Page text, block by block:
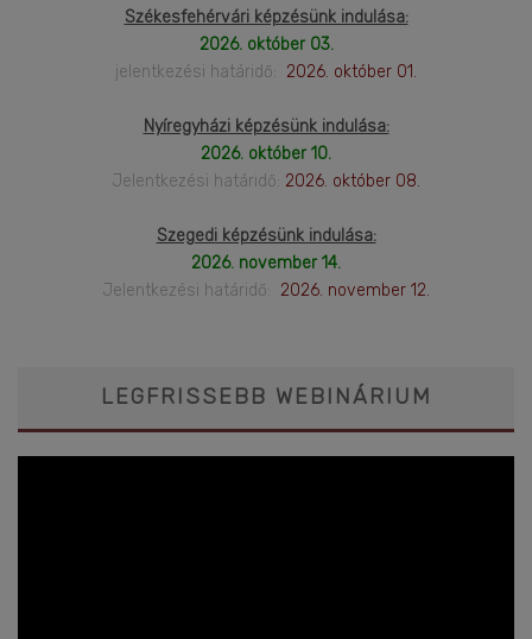
Székesfehérvári képzésünk indulása:
2026. október 03.
jelentkezési határidő: 2026. október 01.
Nyíregyházi képzésünk indulása:
2026. október 10.
Jelentkezési határidő: 2026. október 08.
Szegedi képzésünk indulása:
2026. november 14.
Jelentkezési határidő: 2026. november 12.
LEGFRISSEBB WEBINÁRIUM